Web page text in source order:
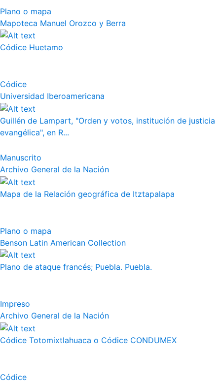
Plano o mapa
Mapoteca Manuel Orozco y Berra
Códice Huetamo
Códice
Universidad Iberoamericana
Guillén de Lampart, "Orden y votos, institución de justicia
evangélica", en R...
Manuscrito
Archivo General de la Nación
Mapa de la Relación geográfica de Itztapalapa
Plano o mapa
Benson Latin American Collection
Plano de ataque francés; Puebla. Puebla.
Impreso
Archivo General de la Nación
Códice Totomixtlahuaca o Códice CONDUMEX
Códice